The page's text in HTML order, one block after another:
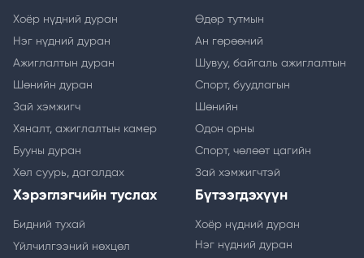
Хоёр нүдний дуран
Нэг нүдний дуран
Ажиглалтын дуран
Шөнийн дуран
Зай хэмжигч
Хяналт, ажиглалтын камер
Бууны дуран
Хөл суурь, дагалдах
Өдөр тутмын
Ан гөрөөний
Шувуу, байгаль ажиглалтын
Спорт, буудлагын
Шөнийн
Одон орны
Спорт, чөлөөт цагийн
Зай хэмжигчтэй
Хэрэглэгчийн туслах
Бидний тухай
Үйлчилгээний нөхцөл
Бүтээгдэхүүн
Хоёр нүдний дуран
Нэг нүдний дуран